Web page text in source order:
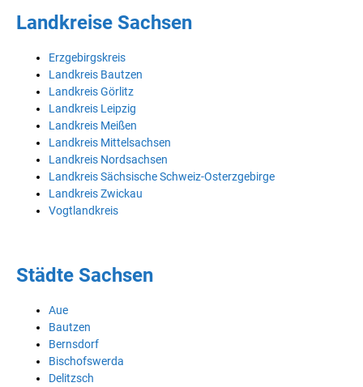
Landkreise Sachsen
Erzgebirgskreis
Landkreis Bautzen
Landkreis Görlitz
Landkreis Leipzig
Landkreis Meißen
Landkreis Mittelsachsen
Landkreis Nordsachsen
Landkreis Sächsische Schweiz-Osterzgebirge
Landkreis Zwickau
Vogtlandkreis
Städte Sachsen
Aue
Bautzen
Bernsdorf
Bischofswerda
Delitzsch